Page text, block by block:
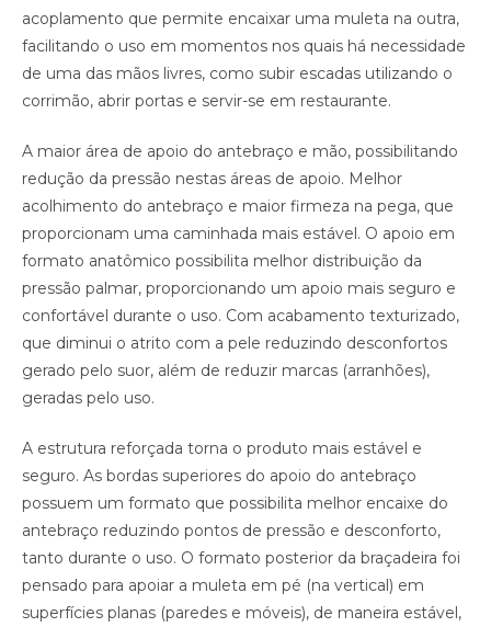
acoplamento que permite encaixar uma muleta na outra,
facilitando o uso em momentos nos quais há necessidade
de uma das mãos livres, como subir escadas utilizando o
corrimão, abrir portas e servir-se em restaurante.
A maior área de apoio do antebraço e mão, possibilitando
redução da pressão nestas áreas de apoio. Melhor
acolhimento do antebraço e maior firmeza na pega, que
proporcionam uma caminhada mais estável. O apoio em
formato anatômico possibilita melhor distribuição da
pressão palmar, proporcionando um apoio mais seguro e
confortável durante o uso. Com acabamento texturizado,
que diminui o atrito com a pele reduzindo desconfortos
gerado pelo suor, além de reduzir marcas (arranhões),
geradas pelo uso.
A estrutura reforçada torna o produto mais estável e
seguro. As bordas superiores do apoio do antebraço
possuem um formato que possibilita melhor encaixe do
antebraço reduzindo pontos de pressão e desconforto,
tanto durante o uso. O formato posterior da braçadeira foi
pensado para apoiar a muleta em pé (na vertical) em
superfícies planas (paredes e móveis), de maneira estável,